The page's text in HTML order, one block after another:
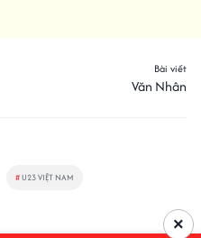
Bài viết
Văn Nhân
#U23 VIỆT NAM
×